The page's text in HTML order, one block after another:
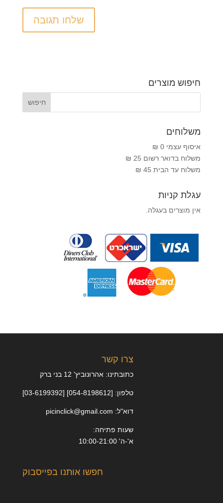
חיפוש מוצרים
משלוחים
איסוף עצמי 0 ₪
משלוח בדואר רשום 25 ₪
משלוח עד הבית 45 ₪
עגלת קניות
אין מוצרים בעגלה.
צרו קשר
כתובתינו: אהרונוביץ' 12 בני ברק
טלפון: [054-8198612] [03-6199392]
דוא"ל: picinclick@gmail.com
שעות פתיחה:
א'-ה' 10:00-21:00
חפשו אותנו בפייסבוק